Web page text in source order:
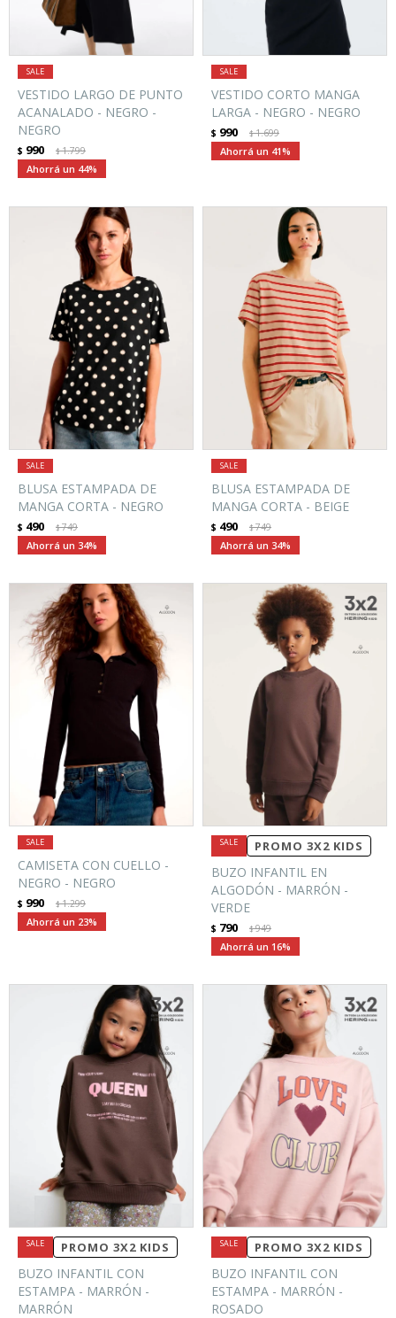
VESTIDO LARGO DE PUNTO
ACANALADO - NEGRO -
NEGRO
$ 990 $1.799
44
VESTIDO CORTO MANGA
LARGA - NEGRO - NEGRO
$ 990 $1.699
41
BLUSA ESTAMPADA DE
MANGA CORTA - NEGRO
$ 490 $749
34
BLUSA ESTAMPADA DE
MANGA CORTA - BEIGE
$ 490 $749
34
CAMISETA CON CUELLO -
NEGRO - NEGRO
$ 990 $1.299
23
PROMO 3X2 KIDS
BUZO INFANTIL EN
ALGODÓN - MARRÓN -
VERDE
$ 790 $949
16
PROMO 3X2 KIDS
BUZO INFANTIL CON
ESTAMPA - MARRÓN -
MARRÓN
PROMO 3X2 KIDS
BUZO INFANTIL CON
ESTAMPA - MARRÓN -
ROSADO